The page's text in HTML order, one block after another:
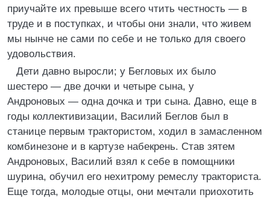
приучайте их превыше всего чтить честность — в
труде и в поступках, и чтобы они знали, что живем
мы нынче не сами по себе и не только для своего
удовольствия.
Дети давно выросли; у Бегловых их было
шестеро — две дочки и четыре сына, у
Андроновых — одна дочка и три сына. Давно, еще в
годы коллективизации, Василий Беглов был в
станице первым трактористом, ходил в замасленном
комбинезоне и в картузе набекрень. Став зятем
Андроновых, Василий взял к себе в помощники
шурина, обучил его нехитрому ремеслу тракториста.
Еще тогда, молодые отцы, они мечтали приохотить